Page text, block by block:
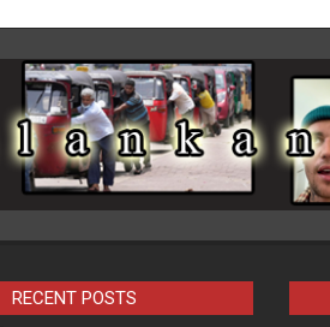
RECENT POSTS